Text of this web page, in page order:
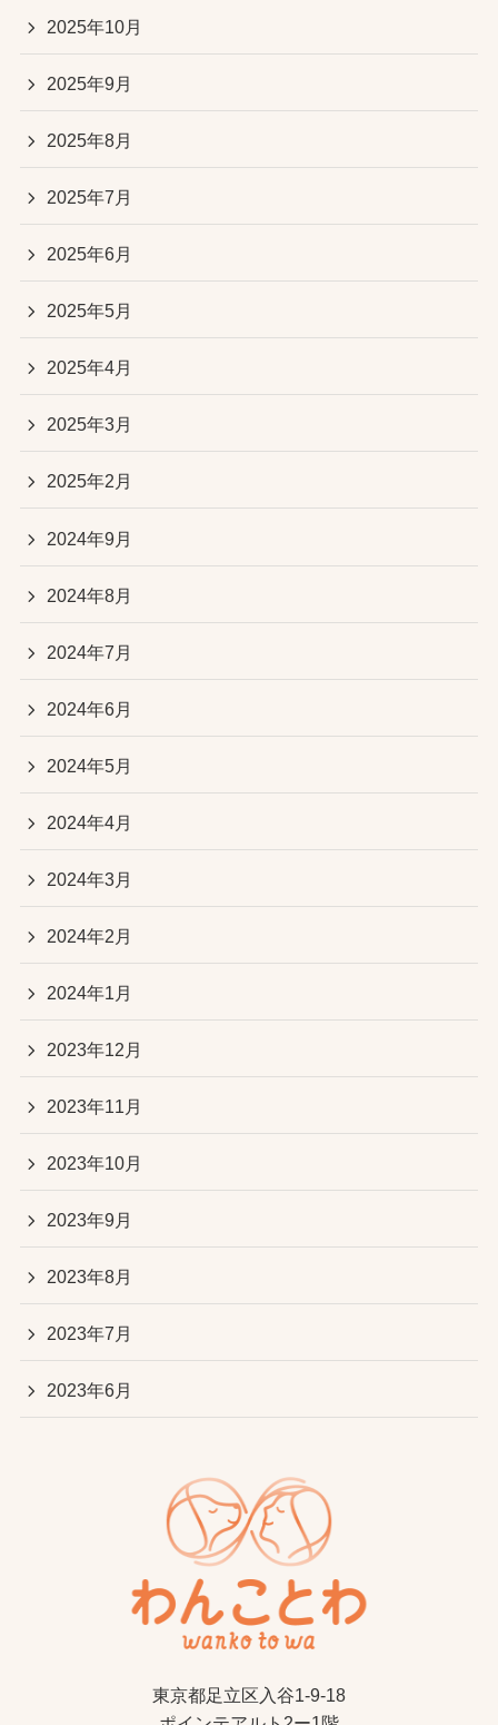
2025年10月
2025年9月
2025年8月
2025年7月
2025年6月
2025年5月
2025年4月
2025年3月
2025年2月
2024年9月
2024年8月
2024年7月
2024年6月
2024年5月
2024年4月
2024年3月
2024年2月
2024年1月
2023年12月
2023年11月
2023年10月
2023年9月
2023年8月
2023年7月
2023年6月
東京都足立区入谷1-9-18